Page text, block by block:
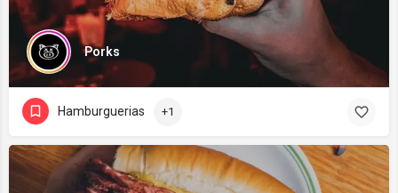
Porks
Hamburguerias +1